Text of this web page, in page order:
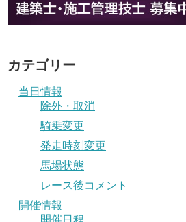
カテゴリー
当日情報
除外・取消
騎乗変更
発走時刻変更
馬場状態
レース後コメント
開催情報
開催日程